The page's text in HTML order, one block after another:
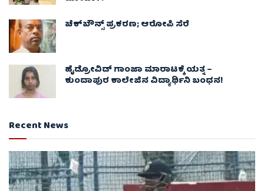
ಚೆಕ್​ಬೌನ್ಸ್​ ಪ್ರಕರಣ; ಆರೋಪಿ ಸೆರೆ
ಹೈಡ್ರೋವಿಡ್ ಗಾಂಜಾ ಮಾರಾಟಕ್ಕೆ ಯತ್ನ –
ಕುಂದಾಪುರ ಕಾಲೇಜಿನ ವಿದ್ಯಾರ್ಥಿನಿ ಬಂಧನ!
Recent News